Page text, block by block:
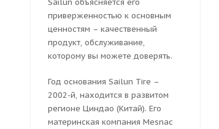
Sailun объясняется его
приверженностью к основным
ценностям – качественный
продукт, обслуживание,
которому вы можете доверять.
Год основания Sailun Tire –
2002-й, находится в развитом
регионе Циндао (Китай). Его
материнская компания Mesnac